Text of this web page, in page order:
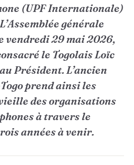
(UPF Internationale)
générale
vendredi 29 mai 2026,
le Togolais Loïc
Président. L’ancien
prend ainsi les
des organisations
à travers le
années à venir.